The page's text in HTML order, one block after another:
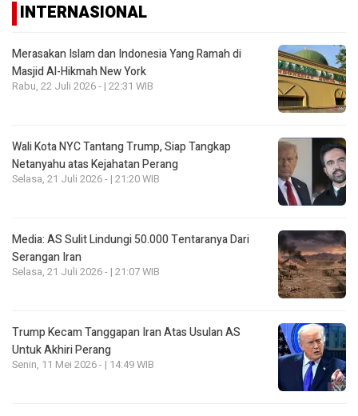
INTERNASIONAL
Merasakan Islam dan Indonesia Yang Ramah di
Masjid Al-Hikmah New York
Rabu, 22 Juli 2026 - | 22:31 WIB
Wali Kota NYC Tantang Trump, Siap Tangkap
Netanyahu atas Kejahatan Perang
Selasa, 21 Juli 2026 - | 21:20 WIB
Media: AS Sulit Lindungi 50.000 Tentaranya Dari
Serangan Iran
Selasa, 21 Juli 2026 - | 21:07 WIB
Trump Kecam Tanggapan Iran Atas Usulan AS
Untuk Akhiri Perang
Senin, 11 Mei 2026 - | 14:49 WIB